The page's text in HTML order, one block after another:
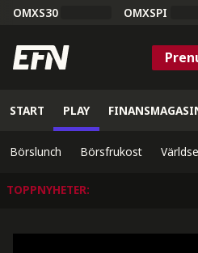
OMXS30 OMXSPI
START PLAY
Börslunch Börsfrukost
TOPPNYHETER: